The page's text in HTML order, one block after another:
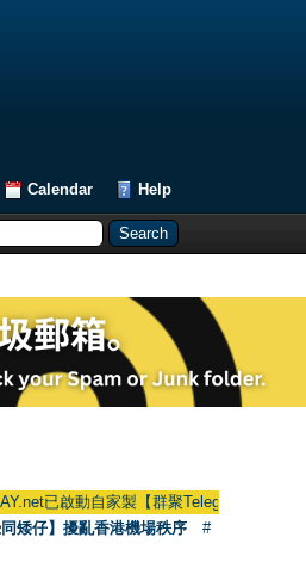
Calendar Help
已啟動自家製【群聚Telegram群組】
矮仔】擾亂香港機場秩序
#